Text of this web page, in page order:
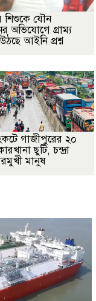
শিশুকে যৌন
অভিযোগে গ্রাম্য
আইনি প্রশ্ন
গাজীপুরের ২০
ছুটি, চন্দ্রা
মানুষ